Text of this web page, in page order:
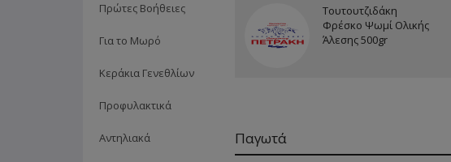
Πρώτες Βοήθειες
Για το Μωρό
Κεράκια Γενεθλίων
Προφυλακτικά
Αντηλιακά
Τουτουτζιδάκη
Φρέσκο Ψωμί Ολικής
Άλεσης 500gr
Παγωτά